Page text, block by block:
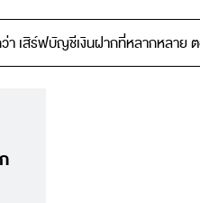
กหลาย ตอบโจทย์ตรงใจทุกไลฟ์สไ